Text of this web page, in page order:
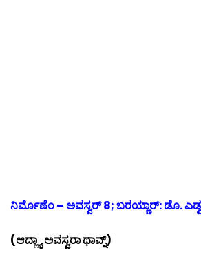
ನಿರ್ಮೊಣೆಂ – ಅವಸ್ವರ್ 8; ಬರಯ್ಣಾರ್: ಡೊ.
(ಆದ್ಲ್ಯಾ ಅವಸ್ವರಾ ಥಾವ್ನ್)